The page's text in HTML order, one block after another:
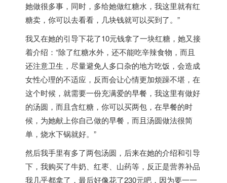
她做很多事，同时，多给她做红糖水，我这里就有红
糖卖，你可以去看看，几块钱就可以买到了。”
我又在她的引导下花了10元钱拿了一块红糖，她又接
着介绍：“除了红糖水外，还不能吃辛辣食物，而且
还注意卫生，尽量避免人多口杂的地方吃饭，会造成
女性心理的不适应，反而会让心情更加烦躁不堪，在
这个时候，就需要一份充满爱的早餐，我这里有做好
的汤圆，而且含红糖，你可以买两包，在早餐的时
候，为她献上你自己做的早餐，而且汤圆做法很简
单，烧水下锅就好。”
然后我手里有多了两包汤圆，后来在她的介绍和引导
下，我购买了牛奶、红枣、山药等，反正是营养补品
我几乎都拿了，最后好像花了230元吧，因为要一一